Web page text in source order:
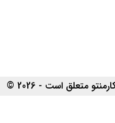
متعلق است - 2026 ©